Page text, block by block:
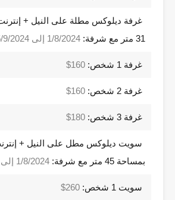
غرفة ديلوكس مطلة على النيل +
31 متر مع شرفة:
1/8/2024 إلى 15/9/2024
غرفة 1 شخص: 160$
غرفة 2 شخص: 160$
غرفة 3 شخص: 180$
سويت ديلوكس مطل على النيل +
بمساحة 45 متر مع شرفة:
1/8/2024 إلى 15/9/2024
سويت 1 شخص: 260$